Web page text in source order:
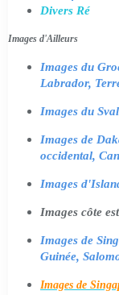
Divers Ré
Images d'Ailleurs
Images du
Labrador,
Images du
Images de
occidental,
Images
Images côte
Images de
Guinée,
Images de